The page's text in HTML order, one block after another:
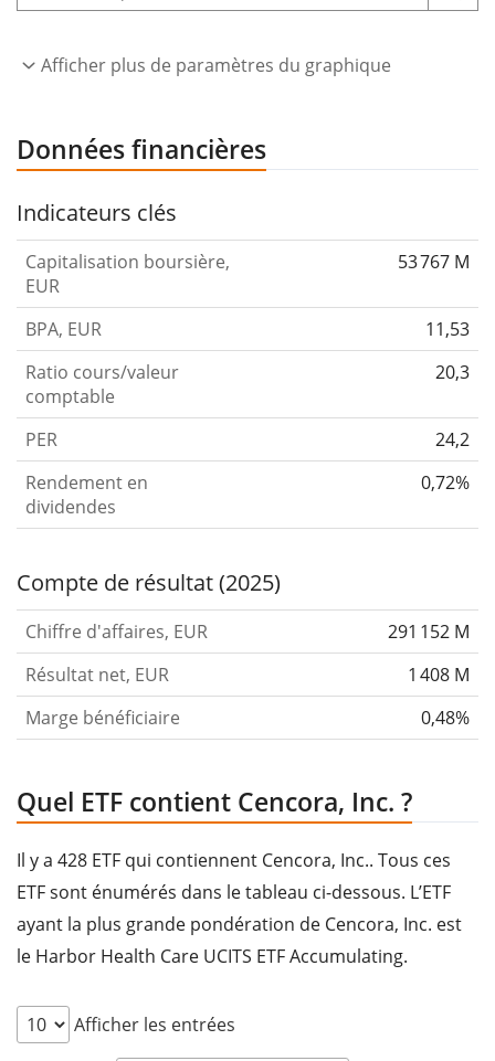
Afficher plus de paramètres du graphique
Données financières
Indicateurs clés
Capitalisation boursière,
EUR
53 767 M
BPA, EUR
11,53
Ratio cours/valeur
comptable
20,3
PER
24,2
Rendement en
dividendes
0,72%
Compte de résultat (2025)
Chiffre d'affaires, EUR
291 152 M
Résultat net, EUR
1 408 M
Marge bénéficiaire
0,48%
Quel ETF contient Cencora, Inc. ?
Il y a 428 ETF qui contiennent Cencora, Inc.. Tous ces
ETF sont énumérés dans le tableau ci-dessous. L’ETF
ayant la plus grande pondération de Cencora, Inc. est
le Harbor Health Care UCITS ETF Accumulating.
Afficher les entrées